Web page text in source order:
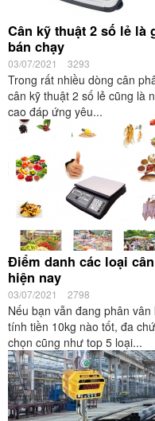
Cân kỹ thuật 2 số lẻ là
bán chạy
03/07/2021 3293
Trong rất nhiều dòng cân
cân kỹ thuật 2 số lẻ cũng là
cao đáp ứng yêu...
Điểm danh các loại
hiện nay
03/07/2021 2798
Nếu bạn vẫn đang phân
tính tiền 10kg nào tốt, đa
chọn cũng như top 5 loại...